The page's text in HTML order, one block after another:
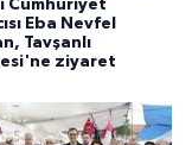
Cumhuriyet
Eba Nevfel
Tavşanlı
ziyaret